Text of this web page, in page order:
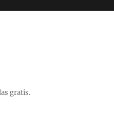
gratis.